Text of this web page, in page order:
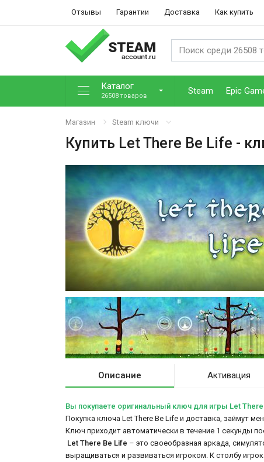
Отзывы Гарантии Доставка Как купить
Каталог
26508 товаров Steam Epic
Магазин Steam ключи
Купить Let There Be Life -
Описание Активация
Вы покупаете оригинальный ключ для игры Let
Покупка ключа Let There Be Life и доставка, займут
Ключ приходит автоматически в течение 1 секунды
Let There Be Life – это своеобразная аркада,
выращиваться и развиваться игроком. К столбу